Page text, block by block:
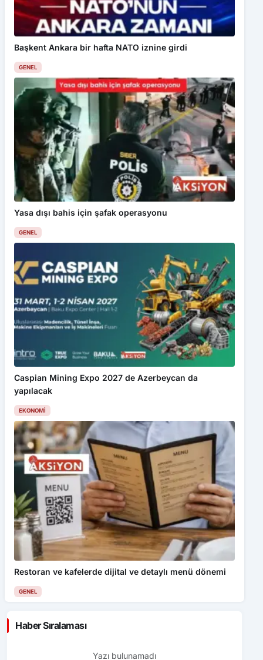
Başkent Ankara bir hafta NATO iznine girdi
GENEL
Yasa dışı bahis için şafak operasyonu
GENEL
Caspian Mining Expo 2027 de Azerbeycan da
yapılacak
EKONOMI
Restoran ve kafelerde dijital ve detaylı menü dönemi
GENEL
Haber Sıralaması
Yazı bulunamadı